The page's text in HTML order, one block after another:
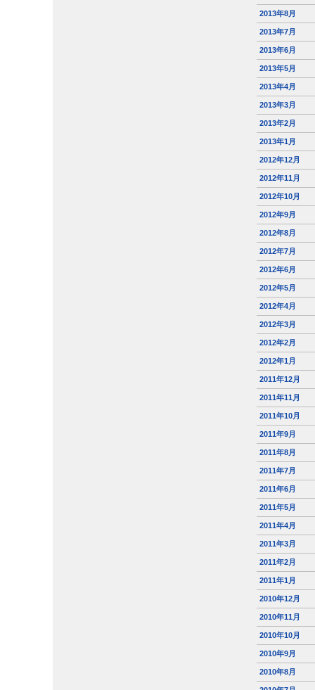
2013年8月
2013年7月
2013年6月
2013年5月
2013年4月
2013年3月
2013年2月
2013年1月
2012年12月
2012年11月
2012年10月
2012年9月
2012年8月
2012年7月
2012年6月
2012年5月
2012年4月
2012年3月
2012年2月
2012年1月
2011年12月
2011年11月
2011年10月
2011年9月
2011年8月
2011年7月
2011年6月
2011年5月
2011年4月
2011年3月
2011年2月
2011年1月
2010年12月
2010年11月
2010年10月
2010年9月
2010年8月